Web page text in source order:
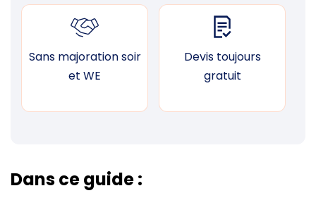
Sans majoration soir
et WE
Devis toujours
gratuit
Dans ce guide :